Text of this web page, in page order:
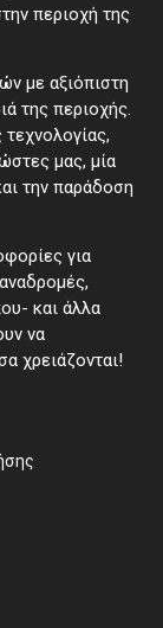
περιοχή της
με αξιόπιστη
της περιοχής.
μας, μία
την παράδοση
για
και άλλα
να
χρειάζονται!